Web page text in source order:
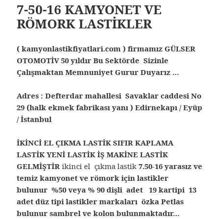
7-50-16 KAMYONET VE
RÖMORK LASTİKLER
( kamyonlastikfiyatlari.com ) firmamız GÜLSER
OTOMOTİV 50 yıldır Bu Sektörde Sizinle
Çalışmaktan Memnuniyet Gurur Duyarız …
Adres : Defterdar mahallesi Savaklar caddesi No
29 (halk ekmek fabrikası yanı ) Edirnekapı / Eyüp
/ İstanbul
İKİNCİ EL ÇIKMA LASTİK SIFIR KAPLAMA
LASTİK YENİ LASTİK İŞ MAKİNE LASTİK
GELMİŞTİRikinci el çıkma lastik7.50-16 yarasız ve
temiz kamyonet ve römork için lastikler
bulunur %50 veya % 90 dişli adet 19 kartipi 13
adet düz tipi lastikler markaları özka Petlas
bulunur sambrel ve kolon bulunmaktadır…